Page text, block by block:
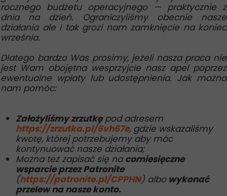
rocznego budżetu operacyjnego — praktycznie z
dnia na dzień. Ograniczyliśmy obecnie nasze
działania ale i tak grozi nam zamknięcie na koniec
września.
Dlatego bardzo Was prosimy, jeżeli nasza praca nie
jest Wam obojętna wesprzyjcie nasz apel poprzez
ewentualne wpłaty lub udostępnienia. Jak można
nam pomóc:
Założyliśmy zrzutkępod adresem
https://zrzutka.pl/6vh67e, gdzie wskazaliśmy
kwotę, której potrzebujemy aby móc
kontynuować nasze działania;
Można też zapisać się na comiesięczne
wsparcie przez Patronite
(https://patronite.pl/CPPHN) albowykonać
przelew na nasze konto.